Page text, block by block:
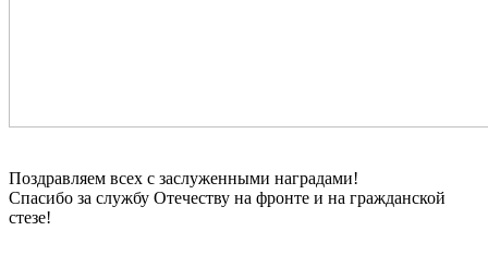
Поздравляем всех с заслуженными наградами!
Спасибо за службу Отечеству на фронте и на гражданской
стезе!